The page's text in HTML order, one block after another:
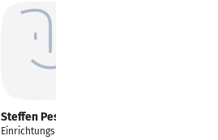
Steffen Pesch
Einrichtungsleiter